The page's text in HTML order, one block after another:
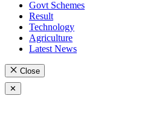
Govt Schemes
Result
Technology
Agriculture
Latest News
Close
✕